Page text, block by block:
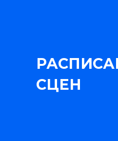
СЦЕН